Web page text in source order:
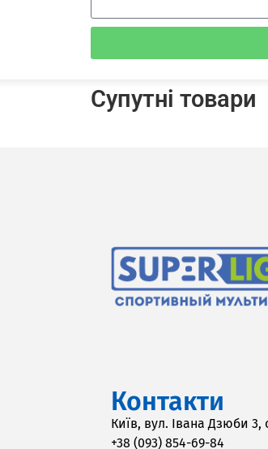
Супутні товари
Контакти
Київ, вул. Івана Дзюби 3,
+38 (093) 854-69-84